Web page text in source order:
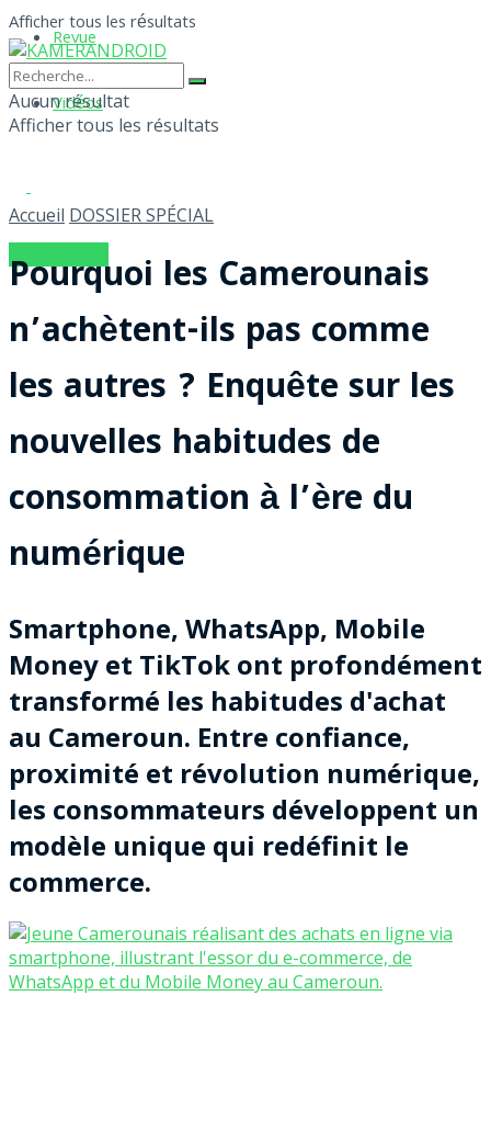
Revue
Vidéos
Afficher tous les résultats
Aucun résultat
Afficher tous les résultats
Accueil DOSSIER SPÉCIAL
Pourquoi les Camerounais
n’achètent-ils pas comme
les autres ? Enquête sur les
nouvelles habitudes de
consommation à l’ère du
numérique
Smartphone, WhatsApp, Mobile
Money et TikTok ont profondément
transformé les habitudes d'achat
au Cameroun. Entre confiance,
proximité et révolution numérique,
les consommateurs développent un
modèle unique qui redéfinit le
commerce.